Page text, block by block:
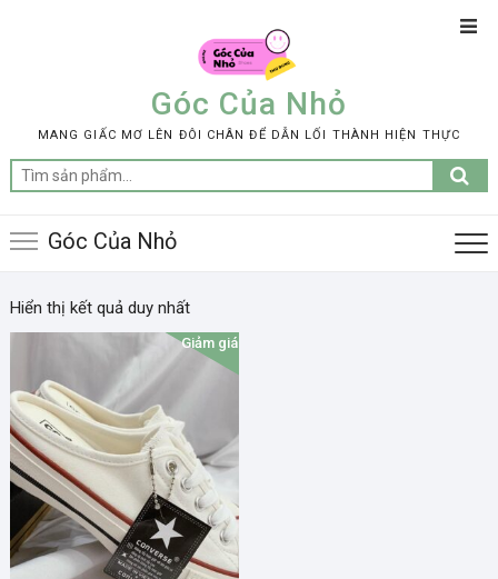
Góc Của Nhỏ
MANG GIẤC MƠ LÊN ĐÔI CHÂN ĐỂ DẪN LỐI THÀNH HIỆN THỰC
Tìm
kiếm:
Góc Của Nhỏ
Hiển thị kết quả duy nhất
Giảm giá!